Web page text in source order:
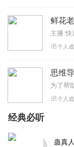
鲜花
主播:快
个人
思维
个人
经典必听